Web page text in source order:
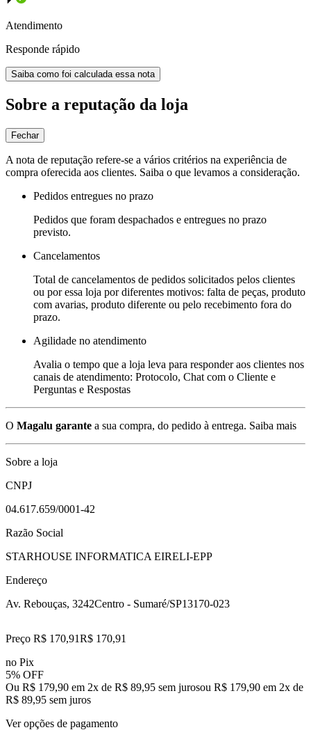
Atendimento
Responde rápido
Saiba como foi calculada essa nota
Sobre a reputação da loja
Fechar
A nota de reputação refere-se a vários critérios na experiência de
compra oferecida aos clientes. Saiba o que levamos a consideração.
Pedidos entregues no prazo
Pedidos que foram despachados e entregues no prazo
previsto.
Cancelamentos
Total de cancelamentos de pedidos solicitados pelos clientes
ou por essa loja por diferentes motivos: falta de peças, produto
com avarias, produto diferente ou pelo recebimento fora do
prazo.
Agilidade no atendimento
Avalia o tempo que a loja leva para responder aos clientes nos
canais de atendimento: Protocolo, Chat com o Cliente e
Perguntas e Respostas
O Magalu garante a sua compra, do pedido à entrega. Saiba mais
Sobre a loja
CNPJ
04.617.659/0001-42
Razão Social
STARHOUSE INFORMATICA EIRELI-EPP
Endereço
Av. Rebouças, 3242Centro - Sumaré/SP13170-023
Preço R$ 170,91R$ 170,91
no Pix
5% OFF
Ou R$ 179,90 em 2x de R$ 89,95 sem jurosou R$ 179,90 em 2x de
R$ 89,95 sem juros
Ver opções de pagamento